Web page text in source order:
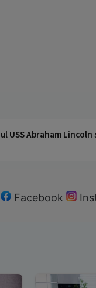
USS Abraham
Facebook